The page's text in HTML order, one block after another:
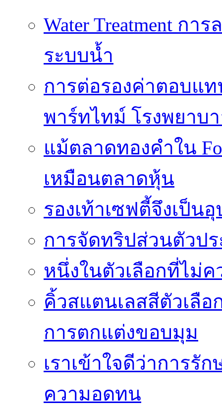
Water Treatment ก
ระบบน้ำ
การต่อรองค่าตอบแ
พาร์ทไทม์ โรงพยาบ
แม้ตลาดทองคำใน
เหมือนตลาดหุ้น
รองเท้าเซฟตี้จึงเป็
การจัดทริปส่วนตัวป
หนึ่งในตัวเลือกที่ไม่ค
คิ้วสแตนเลสสีตัวเลื
การตกแต่งขอบมุม
เราเข้าใจดีว่าการรั
ความอดทน